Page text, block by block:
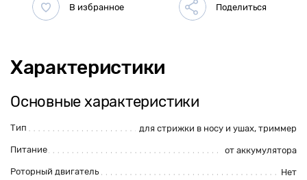
Характеристики
Основные характеристики
Тип для стрижки в носу и ушах, триммер
Питание от аккумулятора
Роторный двигатель Нет